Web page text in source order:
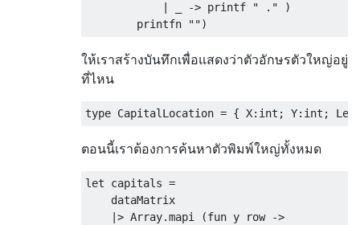
            | _ -> printf " ." )
ให้เราสร้างบันทึกเพื่อแสดงว่าตัวอักษรตัวใหญ่อยู่
ที่ไหน
ตอนนี้เราต้องการค้นหาตัวพิมพ์ใหญ่ทั้งหมด
let capitals =
    dataMatrix
    |> Array.mapi (fun y row ->